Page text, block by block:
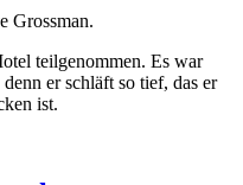
Grossman.
teilgenommen. Es war
er schläft so tief, das er
ist.